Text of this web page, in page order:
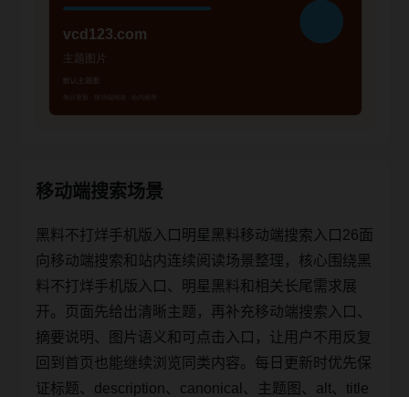
移动端搜索场景
黑料不打烊手机版入口明星黑料移动端搜索入口26面
向移动端搜索和站内连续阅读场景整理，核心围绕黑
料不打烊手机版入口、明星黑料和相关长尾需求展
开。页面先给出清晰主题，再补充移动端搜索入口、
摘要说明、图片语义和可点击入口，让用户不用反复
回到首页也能继续浏览同类内容。每日更新时优先保
证标题、description、canonical、主题图、alt、title